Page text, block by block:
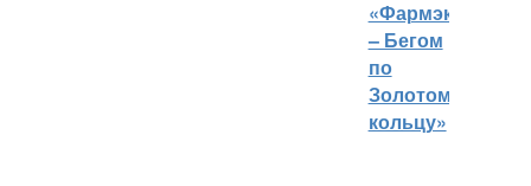
«Фармэко
– Бегом
по
Золотому
кольцу»